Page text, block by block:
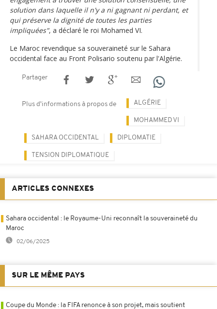
solution dans laquelle il n'y a ni gagnant ni perdant, et
qui préserve la dignité de toutes les parties
impliquées", a déclaré le roi Mohamed VI.
Le Maroc revendique sa souveraineté sur le Sahara
occidental face au Front Polisario soutenu par l'Algérie.
Partager
Plus d'informations à propos de ALGÉRIE
MOHAMMED VI
SAHARA OCCIDENTAL DIPLOMATIE
TENSION DIPLOMATIQUE
ARTICLES CONNEXES
Sahara occidental : le Royaume-Uni reconnaît la souveraineté du
Maroc
02/06/2025
SUR LE MÊME PAYS
Coupe du Monde : la FIFA renonce à son projet, mais soutient